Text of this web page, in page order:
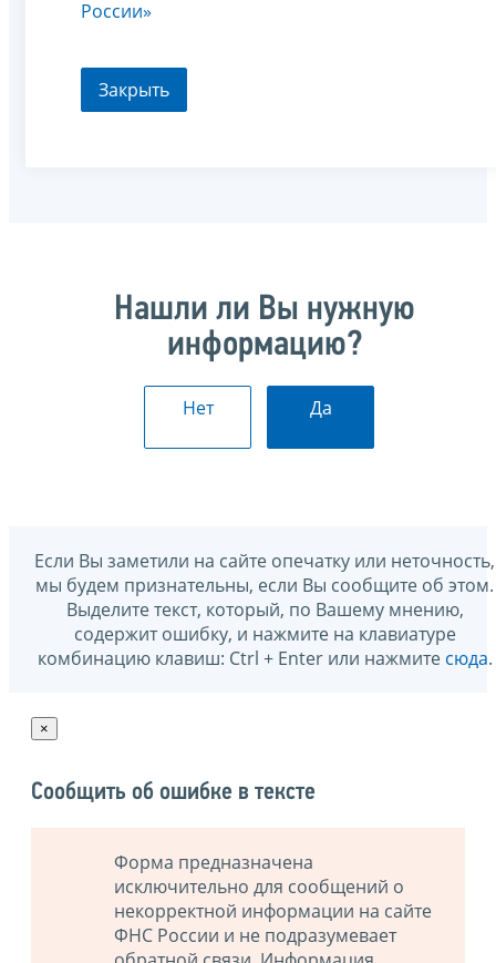
России»
Закрыть
Нашли ли Вы нужную
информацию?
Нет Да
Если Вы заметили на сайте опечатку или неточность,
мы будем признательны, если Вы сообщите об этом.
Выделите текст, который, по Вашему мнению,
содержит ошибку, и нажмите на клавиатуре
комбинацию клавиш: Ctrl + Enter или нажмите сюда.
×
Сообщить об ошибке в тексте
Форма предназначена
исключительно для сообщений о
некорректной информации на сайте
ФНС России и не подразумевает